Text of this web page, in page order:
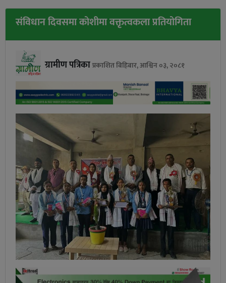
संविधान दिवसमा कोशीमा वक्तृत्वकला प्रतियोगिता
ग्रामीण पत्रिकाप्रकाशित बिहिबार, आश्विन ०३, २०८१